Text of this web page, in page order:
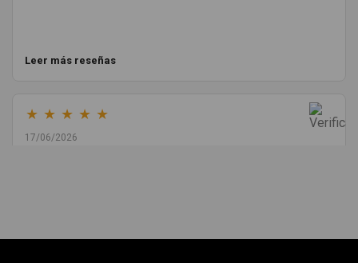
Leer más reseñas
★ ★ ★ ★ ★
17/06/2026